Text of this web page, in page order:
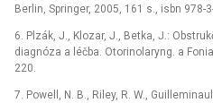
Berlin, Springer, 2005, 161 s., isbn 978-
6. Plzák, J., Klozar, J., Betka, J.:
diagnóza a léčba. Otorinolaryng. a
220.
7. Powell, N. B., Riley, R. W.,